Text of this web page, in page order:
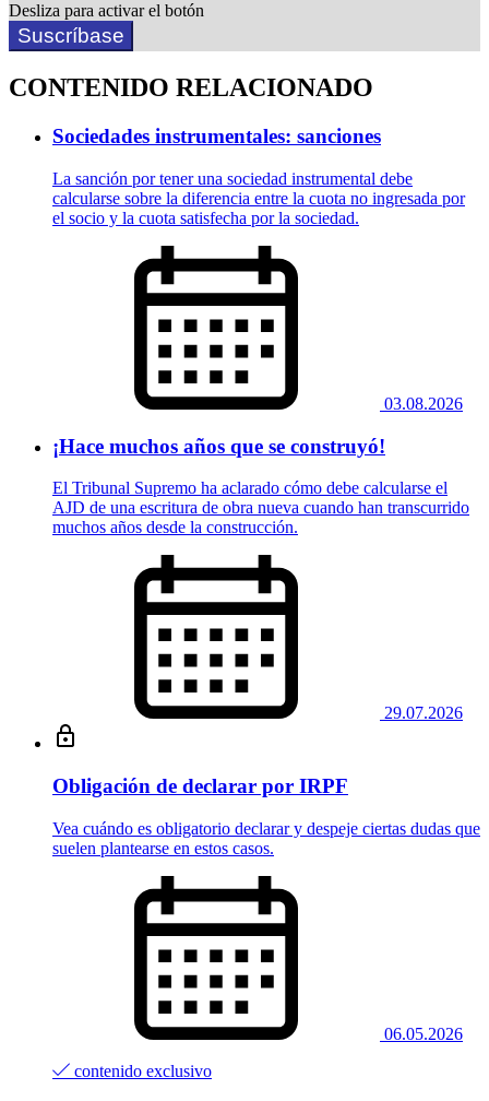
Desliza para activar el botón
Suscríbase
CONTENIDO RELACIONADO
Sociedades instrumentales: sanciones
La sanción por tener una sociedad instrumental debe
calcularse sobre la diferencia entre la cuota no ingresada por
el socio y la cuota satisfecha por la sociedad.
03.08.2026
¡Hace muchos años que se construyó!
El Tribunal Supremo ha aclarado cómo debe calcularse el
AJD de una escritura de obra nueva cuando han transcurrido
muchos años desde la construcción.
29.07.2026
Obligación de declarar por IRPF
Vea cuándo es obligatorio declarar y despeje ciertas dudas que
suelen plantearse en estos casos.
06.05.2026
contenido exclusivo